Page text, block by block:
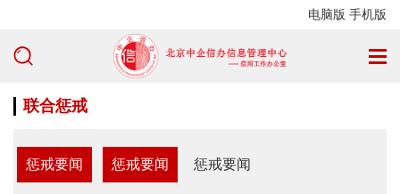
电脑版 手机版
联合惩戒
惩戒要闻 惩戒要闻 惩戒要闻